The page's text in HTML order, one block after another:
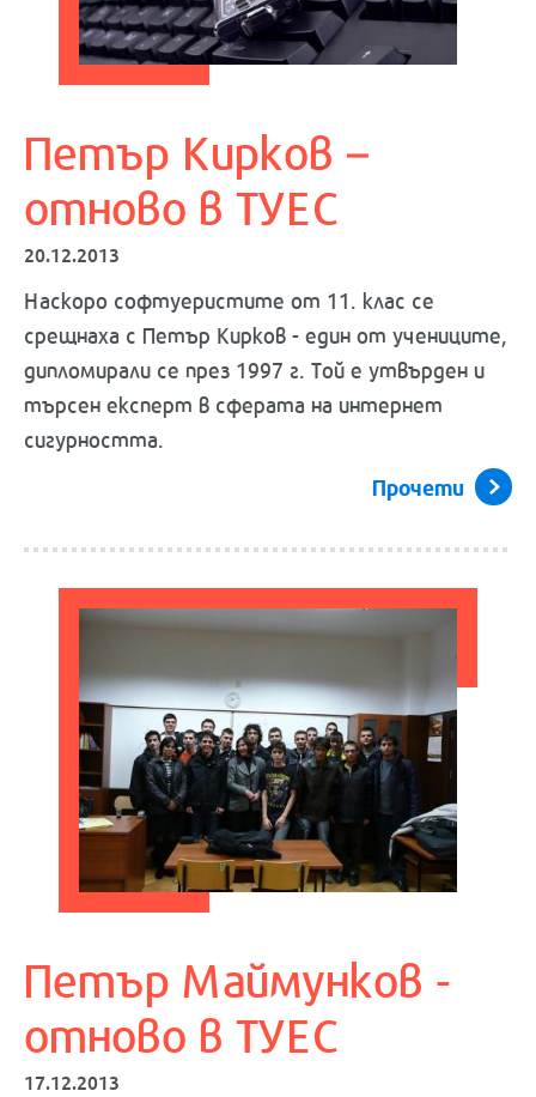
Петър Кирков –
отново в ТУЕС
20.12.2013
Наскоро софтуеристите от 11. клас се
срещнаха с Петър Кирков - един от учениците,
дипломирали се през 1997 г. Той е утвърден и
търсен експерт в сферата на интернет
сигурността.
Прочети
Петър Маймунков -
отново в ТУЕС
17.12.2013